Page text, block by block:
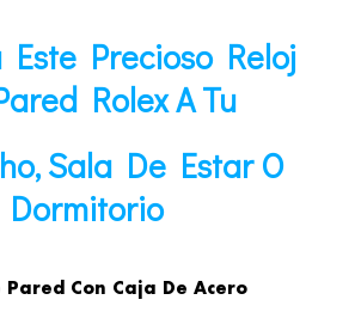
Precioso Reloj
Rolex A Tu
Sala De Estar O
Dormitorio
Pared Con Caja De Acero